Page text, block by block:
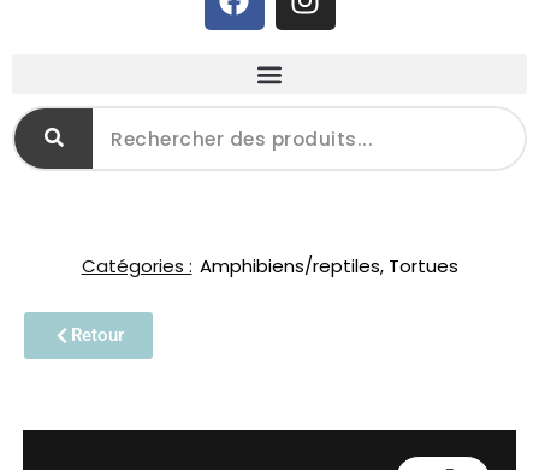
Catégories : Amphibiens/reptiles, Tortues
Retour